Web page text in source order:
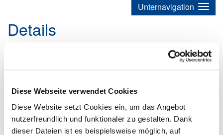
Diese Webseite verwendet Cookies
Diese Website setzt Cookies ein, um das Angebot
nutzerfreundlich und funktionaler zu gestalten. Dank
dieser Dateien ist es beispielsweise möglich, auf
Unternavigation
Details
BSS: Steuerberatung mit Weitblick
Steuerberatung mit echter Branchenkompetenz in Hotellerie
und Gastronomie.